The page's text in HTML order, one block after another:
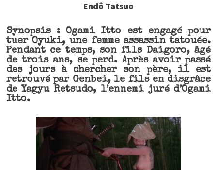
Endô Tatsuo
Synopsis : Ogami Itto est engagé pour
tuer Oyuki, une femme assassin tatouée.
Pendant ce temps, son fils Daigoro, âgé
de trois ans, se perd. Après avoir passé
des jours à chercher son père, il est
retrouvé par Genbei, le fils en disgrâce
de Yagyu Retsudo, l’ennemi juré d’Ogami
Itto.